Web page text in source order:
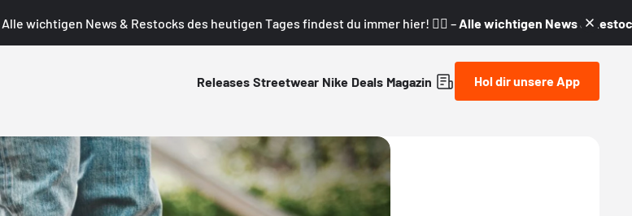
Alle wichtigen News & Restocks des heutigen Tages findest du immer hier! 👇🏼 – Alle wichtigen News &
Releases Streetwear Nike Deals Magazin Hol dir unsere App